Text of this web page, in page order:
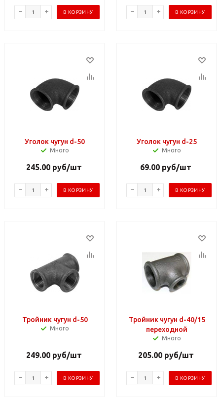
В КОРЗИНУ В КОРЗИНУ
Уголок чугун d-50
Много
245.00руб/шт
В КОРЗИНУ
Уголок чугун d-25
Много
69.00 руб/шт
В КОРЗИНУ
Тройник чугун d-50
Много
249.00руб/шт
В КОРЗИНУ
Тройник чугун d-40/15
переходной
Много
205.00руб/шт
В КОРЗИНУ